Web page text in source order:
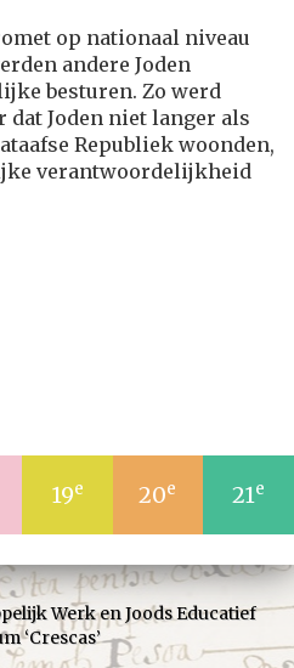
op nationaal niveau
andere Joden
besturen. Zo werd
Joden niet langer als
Republiek woonden,
verantwoordelijkheid
19e 20e 21e
WerkenJoods Educatief
‘Crescas’